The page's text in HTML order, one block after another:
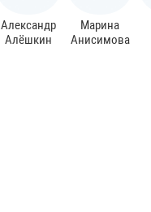
Александр
Алёшкин
Марина
Анисимова